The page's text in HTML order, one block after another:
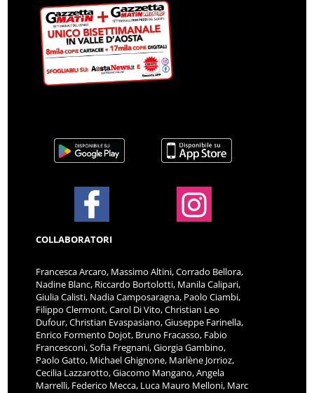
COLLABORATORI
Francesca Arcaro, Massimo Altini, Corrado Bellora,
Nadine Blanc, Riccardo Bortolotti, Manila Calipari,
Giulia Calisti, Nadia Camposaragna, Paolo Ciambi,
Filippo Clermont, Carol Di Vito, Christian Leo
Dufour, Christian Evaspasiano, Giuseppe Farinella,
Enrico Formento Dojot, Bruno Fracasso, Fabio
Francesconi, Sofia Fregnani, Giorgia Gambino,
Paolo Gatto, Michael Ghignone, Marlène Jorrioz,
Cecilia Lazzarotto, Giacomo Mangano, Angela
Marrelli, Federico Mecca, Luca Mauro Melloni, Marc